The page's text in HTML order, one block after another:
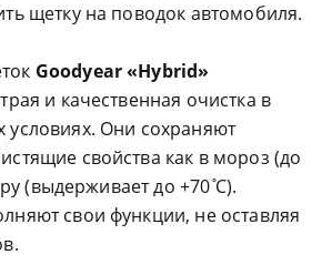
щетку на поводок автомобиля.
Goodyear «Hybrid»
и качественная очистка в
Они сохраняют
свойства как в мороз (до
(выдерживает до +70 ̊С).
свои функции, не оставляя